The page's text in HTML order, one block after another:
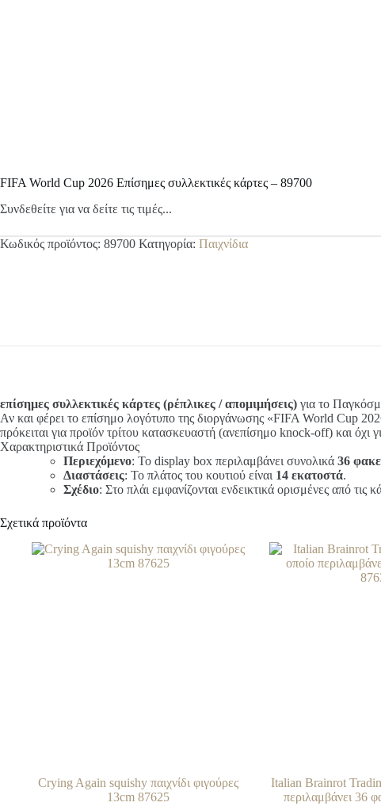
FIFA World Cup 2026 Eπίσημες συλλεκτικές κάρτες – 89700
Συνδεθείτε για να δείτε τις τιμές...
Κωδικός προϊόντος: 89700 Κατηγορία: Παιχνίδια
επίσημες συλλεκτικές κάρτες (ρέπλικες / απομιμήσεις) για το
Αν και φέρει το επίσημο λογότυπο της διοργάνωσης «FIFA World Cup
πρόκειται για προϊόν τρίτου κατασκευαστή (ανεπίσημο knock-off) και όχι
Χαρακτηριστικά Προϊόντος
Περιεχόμενο: Το display box περιλαμβάνει συνολικά 36
Διαστάσεις: Το πλάτος του κουτιού είναι 14 εκατοστά.
Σχέδιο: Στο πλάι εμφανίζονται ενδεικτικά ορισμένες από
Σχετικά προϊόντα
Crying Again squishy παιχνίδι φιγούρες
13cm 87625
Italian Brainrot
περιλαμβάνει 36